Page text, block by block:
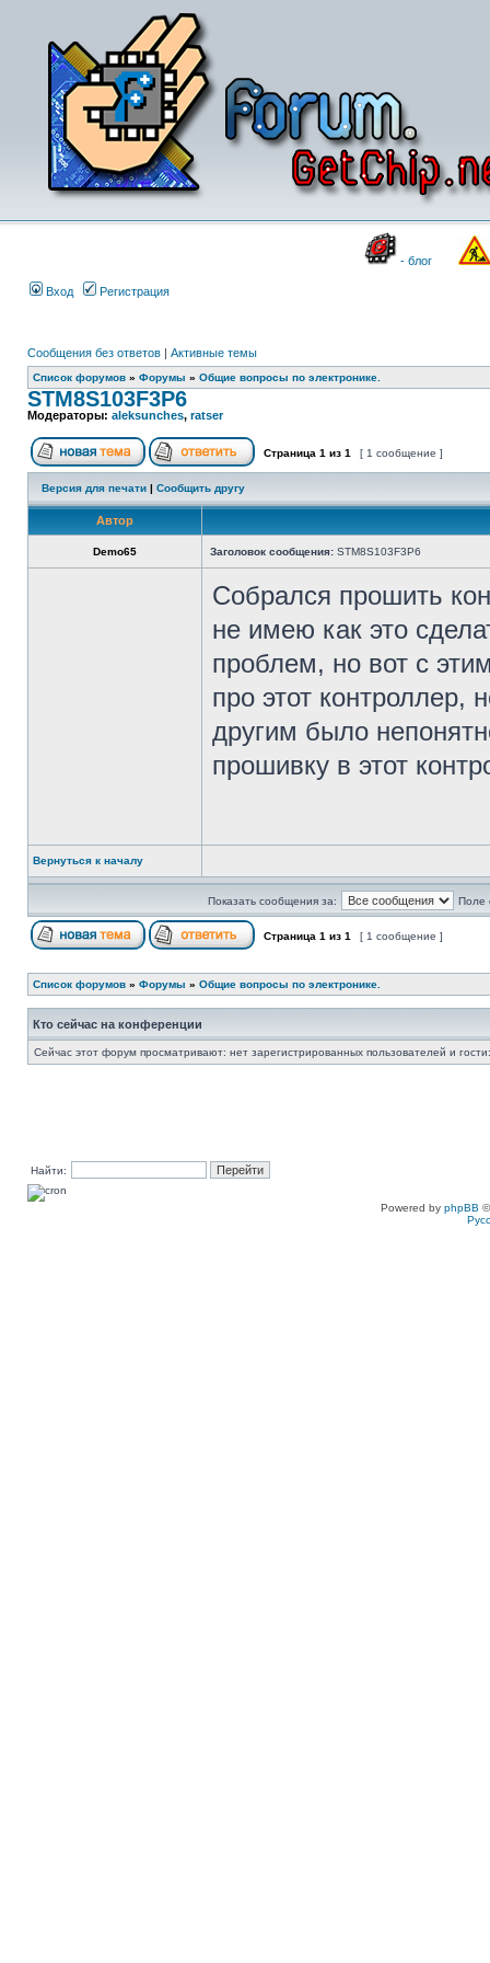
- блог
Вход Регистрация
Сообщения без ответов | Активные темы
Список форумов » Форумы » Общие вопросы по электронике.
STM8S103F3P6
Модераторы: aleksunches, ratser
Страница 1 из 1 [ 1 сообщение ]
Версия для печати | Сообщить другу
Автор
Demo65 Заголовок сообщения: STM8S103F3P6
Собрался прошить
не имею как это
проблем, но вот с
про этот контроллер,
другим было
прошивку в этот
Вернуться к началу
Показать сообщения за: Поле
Страница 1 из 1 [ 1 сообщение ]
Список форумов » Форумы » Общие вопросы по электронике.
Кто сейчас на конференции
Сейчас этот форум просматривают: нет зарегистрированных пользователей и
Найти:
Powered by phpBB